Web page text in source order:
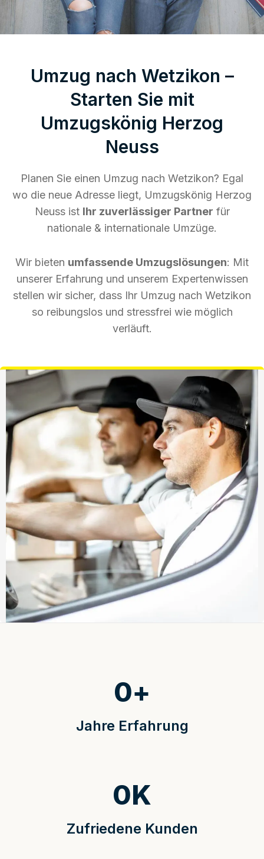
Umzug nach Wetzikon –
Starten Sie mit
Umzugskönig Herzog
Neuss
Planen Sie einen Umzug nach Wetzikon? Egal
wo die neue Adresse liegt, Umzugskönig Herzog
Neuss ist Ihr zuverlässiger Partner für
nationale & internationale Umzüge.
Wir bieten umfassende Umzugslösungen: Mit
unserer Erfahrung und unserem Expertenwissen
stellen wir sicher, dass Ihr Umzug nach Wetzikon
so reibungslos und stressfrei wie möglich
verläuft.
Jahre Erfahrung
0+
Zufriedene Kunden
0K